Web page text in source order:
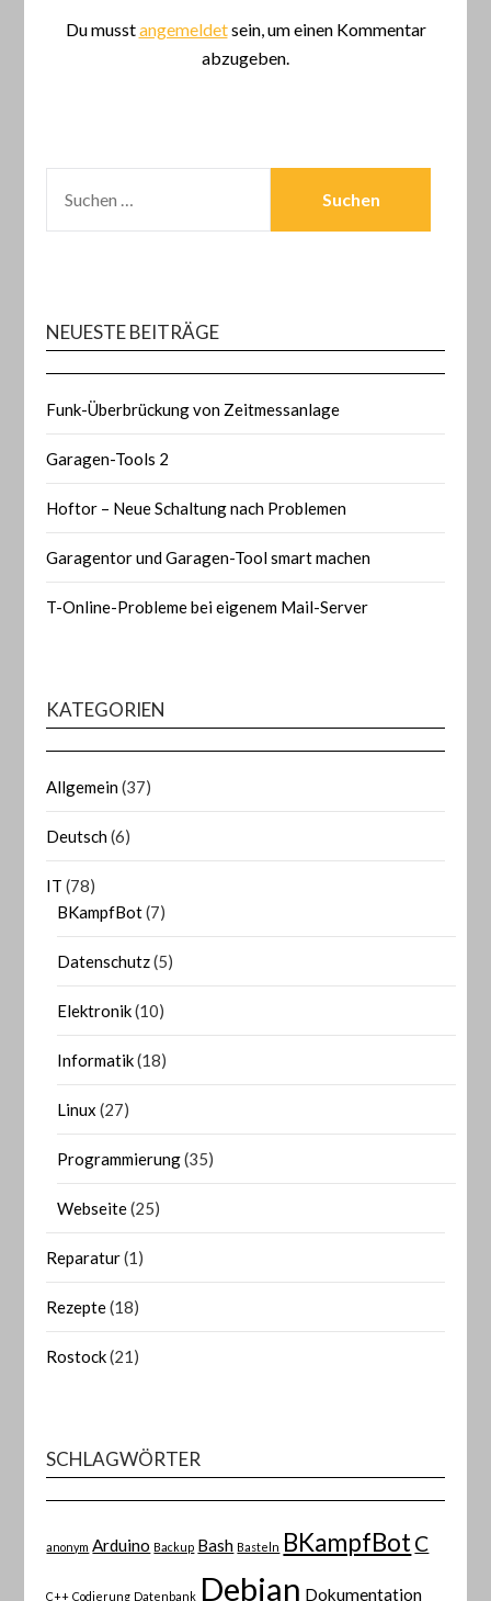
Du musstangemeldetsein, um einen Kommentar
abzugeben.
NACH:
NEUESTE BEITRÄGE
Funk-Überbrückung von Zeitmessanlage
Garagen-Tools 2
Hoftor – Neue Schaltung nach Problemen
Garagentor und Garagen-Tool smart machen
T-Online-Probleme bei eigenem Mail-Server
KATEGORIEN
Allgemein(37)
Deutsch(6)
IT (78)
BKampfBot(7)
Datenschutz(5)
Elektronik(10)
Informatik(18)
Linux (27)
Programmierung(35)
Webseite(25)
Reparatur(1)
Rezepte(18)
Rostock(21)
SCHLAGWÖRTER
anonym Arduino Backup Bash Basteln BKampfBot C
C++ Codierung Datenbank Debian Dokumentation